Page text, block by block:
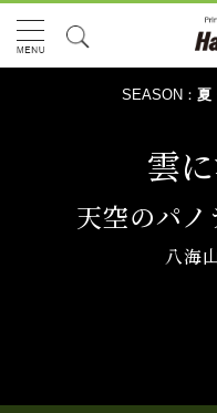
SEASON： 夏
雲
天空のパノ
八海